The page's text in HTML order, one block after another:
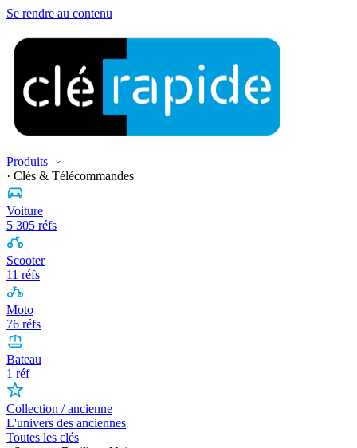
Se rendre au contenu
Produits
· Clés & Télécommandes
Voiture
5 305 réfs
Scooter
11 réfs
Moto
76 réfs
Bateau
1 réf
Collection / ancienne
L'univers des anciennes
Toutes les clés